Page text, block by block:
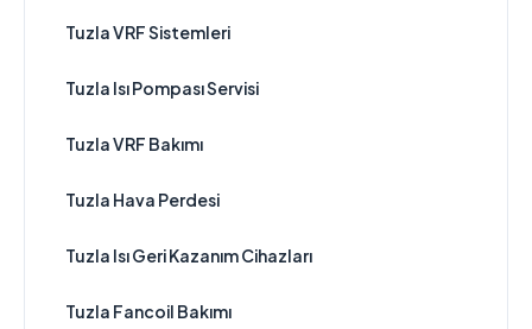
Tuzla VRF Sistemleri
Tuzla Isı Pompası Servisi
Tuzla VRF Bakımı
Tuzla Hava Perdesi
Tuzla Isı Geri Kazanım Cihazları
Tuzla Fancoil Bakımı